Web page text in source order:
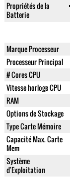
Propriétés de la
Batterie
Marque Processeur
Processeur Principal
# Cores CPU
Vitesse horloge CPU
RAM
Options de Stockage
Type Carte Mémoire
Capacité Max. Carte
Mem
Système
d'Exploitation